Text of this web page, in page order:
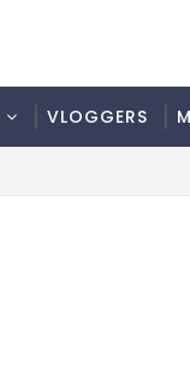
VLOGGERS